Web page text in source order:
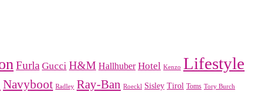
Furla Gucci H&M Hallhuber Hotel Kenzo Lifestyle
Navyboot Radley Ray-Ban Roeckl Sisley Tirol Toms Tory Burch